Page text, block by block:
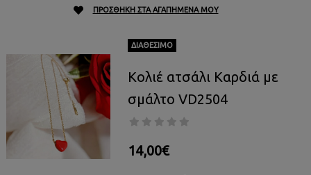
ΠΡΟΣΘΉΚΗ ΣΤΑ ΑΓΑΠΗΜΈΝΑ ΜΟΥ
ΔΙΑΘΈΣΙΜΟ
Κολιέ ατσάλι Καρδιά με
σμάλτο VD2504
14,00€